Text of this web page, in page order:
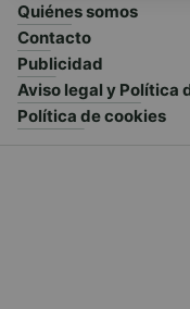
Quiénes somos
Contacto
Publicidad
Aviso legal y Política
Política de cookies